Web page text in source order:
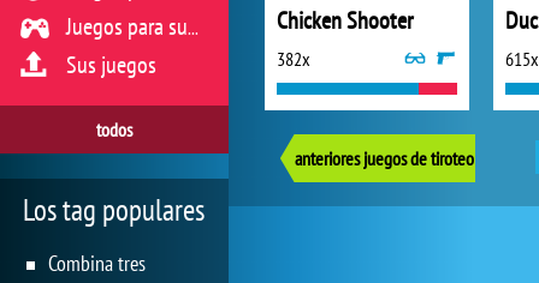
Chicken Shooter
382x 615x
anteriores juegos de tiroteo
Juegos para sus reflejos
Sus juegos
todos
Los tag populares
Combina tres